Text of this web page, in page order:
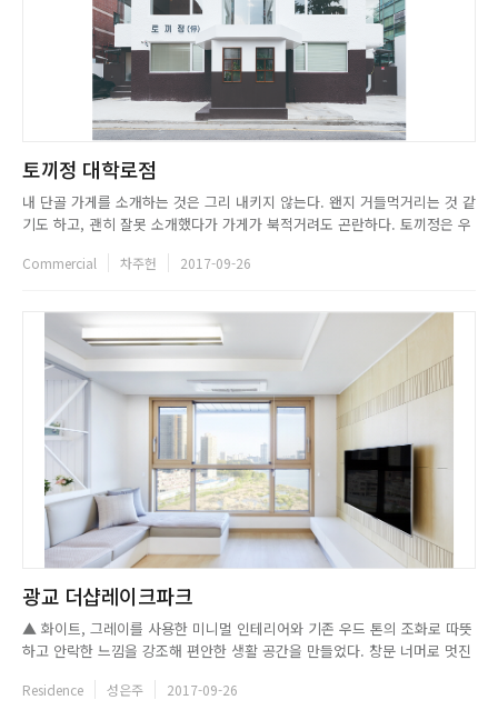
토끼정 대학로점
내 단골 가게를 소개하는 것은 그리 내키지 않는다. 왠지 거들먹거리는 것 같
기도 하고, 괜히 잘못 소개했다가 가게가 북적거려도 곤란하다. 토끼정은 우
미 하루키, 쿨하고 와일드한 백일몽, 토끼정 주인 中 일본의 소설가 무라카
Commercial 차주헌 2017-09-26
광교 더샵레이크파크
▲ 화이트, 그레이를 사용한 미니멀 인테리어와 기존 우드 톤의 조화로 따뜻
하고 안락한 느낌을 강조해 편안한 생활 공간을 만들었다. 창문 너머로 멋진
며, 평상형의 제작 소파를 배치해 깔끔하고 군더더기 없는 공간으로 완성했
Residence 성은주 2017-09-26